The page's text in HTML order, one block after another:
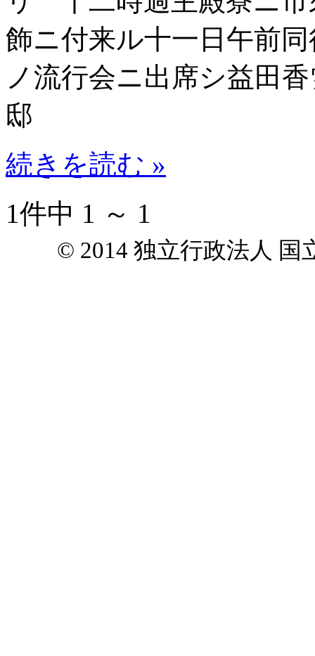
飾ニ付来ル十一日午前
ノ流行会ニ出席シ益田
邸
続きを読む »
1件中 1 ～ 1
© 2014 独立行政法人 国